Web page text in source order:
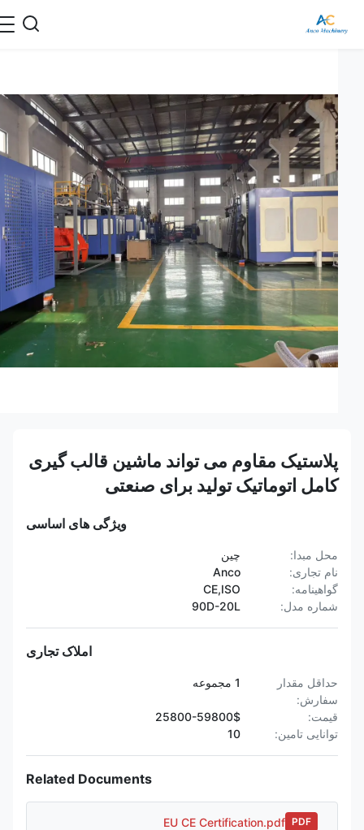
پلاستیک مقاوم می تواند ماشین قالب گیری
کامل اتوماتیک تولید برای صنعتی
ویژگی های اساسی
محل مبدا:
نام تجاری:
Anco
گواهینامه:
CE,ISO
شماره مدل:
90D-20L
املاک تجاری
حداقل مقدار
سفارش:
قیمت:
25800-59800$
توانایی تامین:
Related Documents
EU CE Certification.pdf